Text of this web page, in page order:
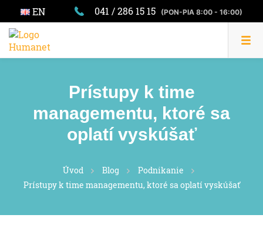
EN 041 / 286 15 15 (PON-PIA 8:00 - 16:00)
Prístupy k time
managementu, ktoré sa
oplatí vyskúšať
Úvod Blog
Podnikanie
Prístupy k time managementu, ktoré sa oplatí vyskúšať